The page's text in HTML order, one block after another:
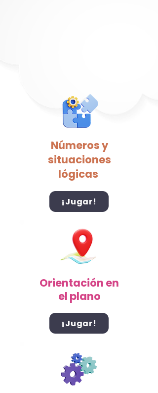
Números y
situaciones
lógicas
¡Jugar!
Orientación en
el plano
¡Jugar!